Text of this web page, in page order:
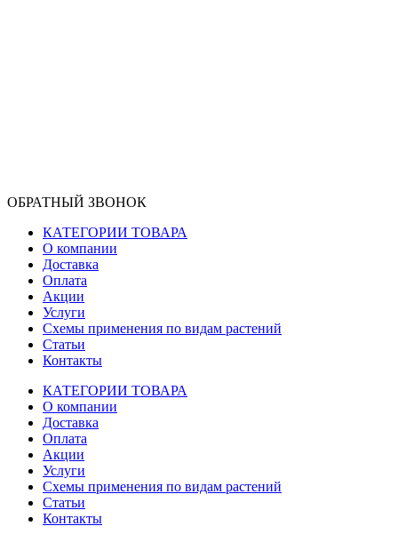
ОБРАТНЫЙ ЗВОНОК
КАТЕГОРИИ ТОВАРА
О компании
Доставка
Оплата
Акции
Услуги
Схемы применения по видам растений
Статьи
Контакты
КАТЕГОРИИ ТОВАРА
О компании
Доставка
Оплата
Акции
Услуги
Схемы применения по видам растений
Статьи
Контакты